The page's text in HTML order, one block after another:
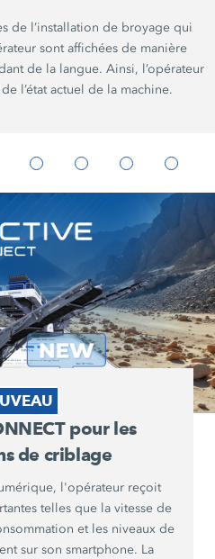
de l’installation de broyage qui
sont affichées de manière
de la langue. Ainsi, l’opérateur
l’état actuel de la machine.
pour les
de criblage
l'opérateur reçoit
telles que la vitesse de
et les niveaux de
sur son smartphone. La